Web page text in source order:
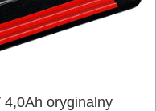
4,0Ah oryginalny